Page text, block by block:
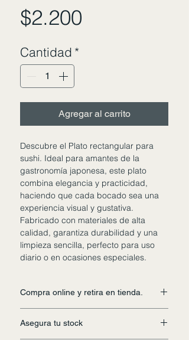
$2.200
Cantidad *
Agregar al carrito
Descubre el Plato rectangular para
sushi. Ideal para amantes de la
gastronomía japonesa, este plato
combina elegancia y practicidad,
haciendo que cada bocado sea una
experiencia visual y gustativa.
Fabricado con materiales de alta
calidad, garantiza durabilidad y una
limpieza sencilla, perfecto para uso
diario o en ocasiones especiales.
Compra online y retira en tienda.
preparamos tu pedido con antelación.
Asegura tu stock